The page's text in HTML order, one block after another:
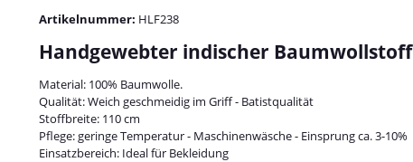
Artikelnummer: HLF238
Handgewebter indischer Baumwollstoff
Material: 100% Baumwolle.
Qualität: Weich geschmeidig im Griff - Batistqualität
Stoffbreite: 110 cm
Pflege: geringe Temperatur - Maschinenwäsche - Einsprung ca. 3-10%
Einsatzbereich: Ideal für Bekleidung